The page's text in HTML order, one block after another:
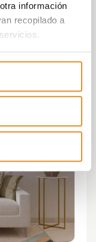
información
recopilado a